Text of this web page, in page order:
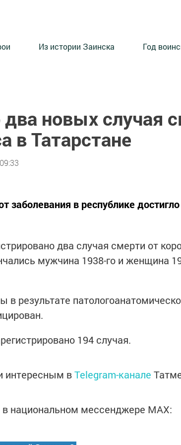
Из истории Заинска Год
новых случая
в Татарстане
заболевания в республике
два случая смерти от
мужчина 1938-го и женщина
результате
194 случая.
интересным вTelegram-канале
в национальном мессенджере MАХ: